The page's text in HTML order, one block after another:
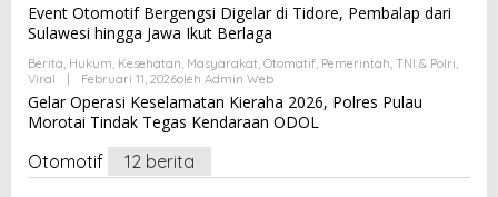
Event Otomotif Bergengsi Digelar di Tidore, Pembalap dari
Sulawesi hingga Jawa Ikut Berlaga
Berita, Hukum, Kesehatan, Masyarakat, Otomatif, Pemerintah, TNI & Polri,
Viral
Februari 11, 2026Oleh Admin Web
Gelar Operasi Keselamatan Kieraha 2026, Polres Pulau
Morotai Tindak Tegas Kendaraan ODOL
Otomotif 12 berita